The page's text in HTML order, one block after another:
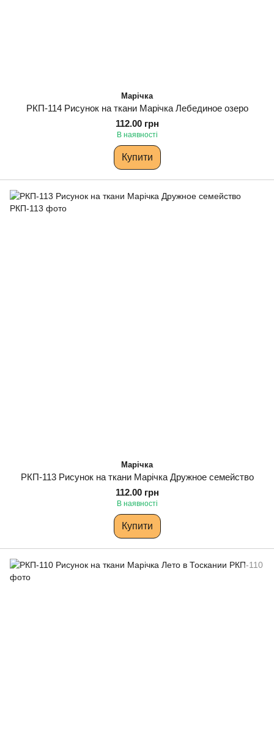
Марічка
РКП-114 Рисунок на ткани Марічка Лебединое озеро
112.00 грн
В наявності
Купити
Марічка
РКП-113 Рисунок на ткани Марічка Дружное семейство
112.00 грн
В наявності
Купити